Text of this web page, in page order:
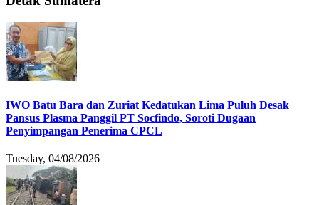
IWO Batu Bara dan Zuriat Kedatukan Lima Puluh Desak
Pansus Plasma Panggil PT Socfindo, Soroti Dugaan
Penyimpangan Penerima CPCL
Tuesday, 04/08/2026